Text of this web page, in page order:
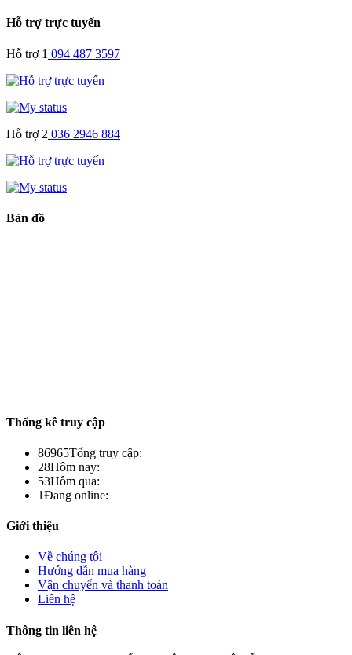
Hỗ trợ trực tuyến
Hỗ trợ 1 094 487 3597
Hỗ trợ 2 036 2946 884
Bản đồ
Thống kê truy cập
86965Tổng truy cập:
28Hôm nay:
53Hôm qua:
1Đang online:
Giới thiệu
Về chúng tôi
Hướng dẫn mua hàng
Vận chuyển và thanh toán
Liên hệ
Thông tin liên hệ